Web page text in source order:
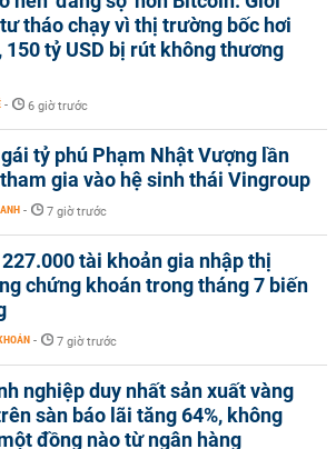
tháo chạy vì thị trường bốc hơi
150 tỷ USD bị rút không thương
- 6 giờ trước
tỷ phú Phạm Nhật Vượng lần
gia vào hệ sinh thái Vingroup
- 7 giờ trước
tài khoản gia nhập thị
chứng khoán trong tháng 7 biến
- 7 giờ trước
nghiệp duy nhất sản xuất vàng
sàn báo lãi tăng 64%, không
đồng nào từ ngân hàng